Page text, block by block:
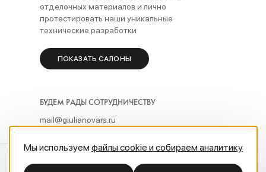
отделочных материалов и лично
протестировать наши уникальные
технические разработки
ПОКАЗАТЬ САЛОНЫ
БУДЕМ РАДЫ СОТРУДНИЧЕСТВУ
mail@giulianovars.ru
Разработка сайта sinitcastudio.ru®
Мы используем файлы cookie и собираем аналитику